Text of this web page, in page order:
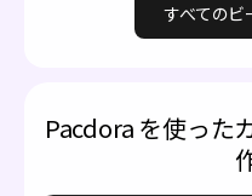
すべてのビ
Pacdora を使った